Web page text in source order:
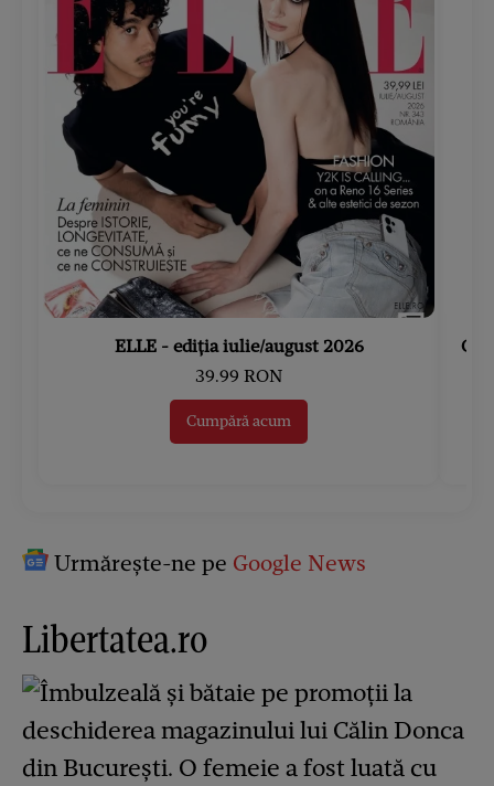
ELLE - ediția iulie/august 2026
39.99 RON
Cumpără acum
Urmărește-ne pe Google News
Libertatea.ro